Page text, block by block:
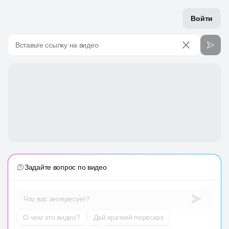
Войти
Вставьте ссылку на видео
Задайте вопрос по видео
Что вас интересует?
О чем это видео?
Дай краткий пересказ